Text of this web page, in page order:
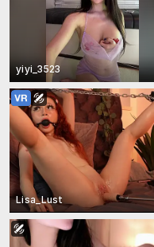
yiyi_3523
Lisa_Lust